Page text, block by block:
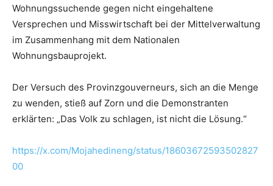
Wohnungssuchende gegen nicht eingehaltene
Versprechen und Misswirtschaft bei der Mittelverwaltung
im Zusammenhang mit dem Nationalen
Wohnungsbauprojekt.
Der Versuch des Provinzgouverneurs, sich an die Menge
zu wenden, stieß auf Zorn und die Demonstranten
erklärten: „Das Volk zu schlagen, ist nicht die Lösung.“
https://x.com/Mojahedineng/status/18603672593502827
00